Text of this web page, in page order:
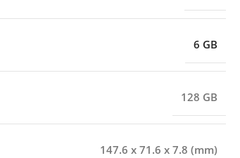
6 GB
128 GB
147.6 x 71.6 x 7.8 (mm)